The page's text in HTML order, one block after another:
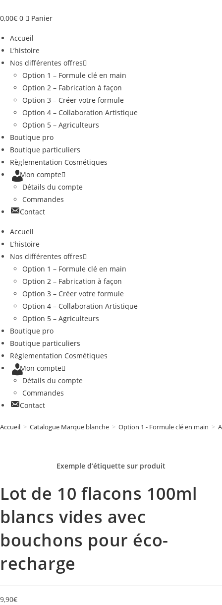
0,00€ 0 Panier
Accueil
L’histoire
Nos différentes offres
Option 1 – Formule clé en main
Option 2 – Fabrication à façon
Option 3 – Créer votre formule
Option 4 – Collaboration Artistique
Option 5 – Agriculteurs
Boutique pro
Boutique particuliers
Règlementation Cosmétiques
Mon compte
Détails du compte
Commandes
Contact
Accueil
L’histoire
Nos différentes offres
Option 1 – Formule clé en main
Option 2 – Fabrication à façon
Option 3 – Créer votre formule
Option 4 – Collaboration Artistique
Option 5 – Agriculteurs
Boutique pro
Boutique particuliers
Règlementation Cosmétiques
Mon compte
Détails du compte
Commandes
Contact
Accueil > Catalogue Marque blanche > Option 1 - Formule clé en main >
Exemple d’étiquette sur produit
Lot de 10 flacons 100ml
blancs vides avec
bouchons pour éco-
recharge
9,90€